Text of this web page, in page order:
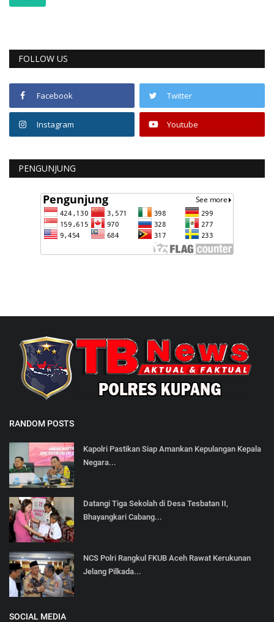
FOLLOW US
Facebook Twitter
Instagram Youtube
PENGUNJUNG
RANDOM POSTS
Kapolri Pastikan Siap Amankan Kepulangan Kepala
Negara...
Datangi Tiga Sekolah di Desa Tesbatan II,
Bhayangkari Cabang...
NCS Polri Rangkul FKUB Aceh Rawat Kerukunan
Jelang Pilkada...
SOCIAL MEDIA